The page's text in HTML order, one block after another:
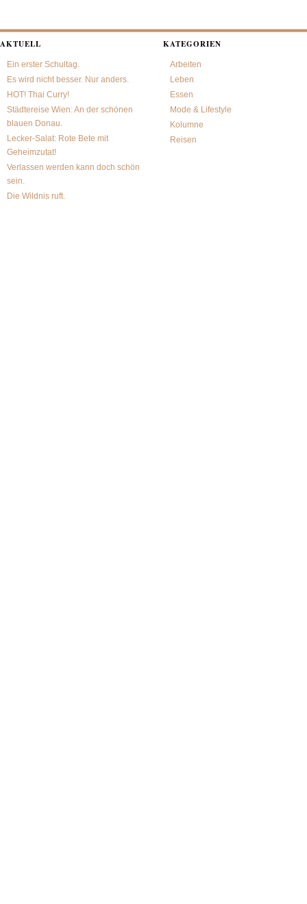
AKTUELL
Ein erster Schultag.
Es wird nicht besser. Nur anders.
HOT! Thai Curry!
Städtereise Wien: An der schönen
blauen Donau.
Lecker-Salat: Rote Bete mit
Geheimzutat!
Verlassen werden kann doch schön
sein.
Die Wildnis ruft.
KATEGORIEN
Arbeiten
Leben
Essen
Mode & Lifestyle
Kolumne
Reisen